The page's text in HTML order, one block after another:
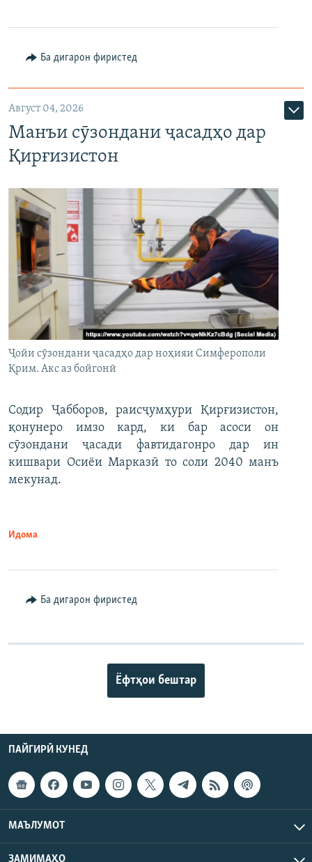
Ба дигарон фиристед
Август 04, 2026
Манъи сӯзондани ҷасадҳо дар
Қирғизистон
Ҷойи сӯзондани ҷасадҳо дар ноҳияи Симферополи
Қрим. Акс аз бойгонӣ
Содир Ҷабборов, раисҷумҳури Қирғизистон,
қонунеро имзо кард, ки бар асоси он
сӯзондани ҷасади фавтидагонро дар ин
кишвари Осиёи Марказӣ то соли 2040 манъ
мекунад.
Идома
Ба дигарон фиристед
Ёфтҳои бештар
ПАЙГИРӢ КУНЕД
МАЪЛУМОТ
ЗАМИМАҲО